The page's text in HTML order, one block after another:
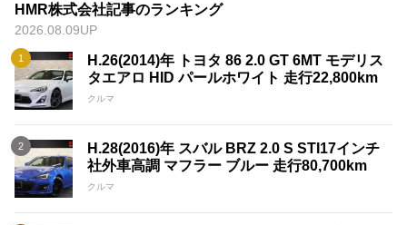
HMR株式会社記事のランキング
2026.08.09UP
H.26(2014)年 トヨタ 86 2.0 GT 6MT モデリス
タエアロ HID パールホワイト 走行22,800km
クルマ
H.28(2016)年 スバル BRZ 2.0 S STI17インチ
社外車高調 マフラー ブルー 走行80,700km
クルマ